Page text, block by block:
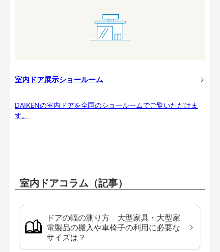
室内ドア展示ショールーム
DAIKENの室内ドアを全国のショールームでご覧いただけま
す。
室内ドアコラム（記事）
ドアの幅の測り方 大型家具・大型家
電製品の搬入や車椅子の利用に必要な
サイズは？